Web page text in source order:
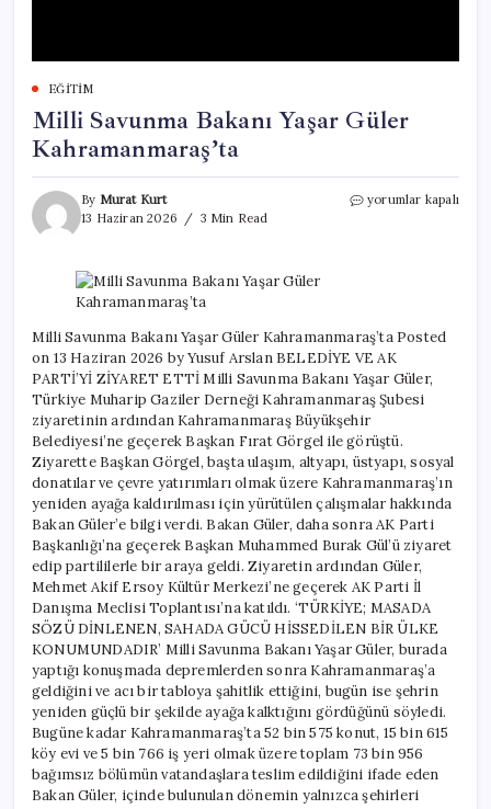
EĞITIM
Milli Savunma Bakanı Yaşar Güler
Kahramanmaraş’ta
By Murat Kurt
13 Haziran 2026
3 Min Read
Milli
yorumlar kapalı
Milli Savunma Bakanı Yaşar Güler Kahramanmaraş’ta Posted
on 13 Haziran 2026 by Yusuf Arslan BELEDİYE VE AK
PARTİ’Yİ ZİYARET ETTİ Milli Savunma Bakanı Yaşar Güler,
Türkiye Muharip Gaziler Derneği Kahramanmaraş Şubesi
ziyaretinin ardından Kahramanmaraş Büyükşehir
Belediyesi’ne geçerek Başkan Fırat Görgel ile görüştü.
Ziyarette Başkan Görgel, başta ulaşım, altyapı, üstyapı, sosyal
donatılar ve çevre yatırımları olmak üzere Kahramanmaraş’ın
yeniden ayağa kaldırılması için yürütülen çalışmalar hakkında
Bakan Güler’e bilgi verdi. Bakan Güler, daha sonra AK Parti
Başkanlığı’na geçerek Başkan Muhammed Burak Gül’ü ziyaret
edip partililerle bir araya geldi. Ziyaretin ardından Güler,
Mehmet Akif Ersoy Kültür Merkezi’ne geçerek AK Parti İl
Danışma Meclisi Toplantısı’na katıldı. ‘TÜRKİYE; MASADA
SÖZÜ DİNLENEN, SAHADA GÜCÜ HİSSEDİLEN BİR ÜLKE
KONUMUNDADIR’ Milli Savunma Bakanı Yaşar Güler, burada
yaptığı konuşmada depremlerden sonra Kahramanmaraş’a
geldiğini ve acı bir tabloya şahitlik ettiğini, bugün ise şehrin
yeniden güçlü bir şekilde ayağa kalktığını gördüğünü söyledi.
Bugüne kadar Kahramanmaraş’ta 52 bin 575 konut, 15 bin 615
köy evi ve 5 bin 766 iş yeri olmak üzere toplam 73 bin 956
bağımsız bölümün vatandaşlara teslim edildiğini ifade eden
Bakan Güler, içinde bulunulan dönemin yalnızca şehirleri